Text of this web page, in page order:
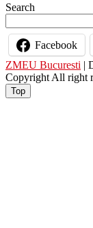
Search
Facebook
ZMEU Bucuresti |
Copyright All right
Top